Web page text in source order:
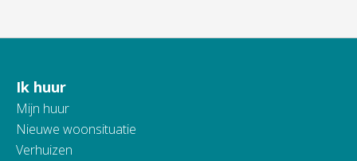
Contactinformatie
Ik huur
Mijn huur
Nieuwe woonsituatie
Verhuizen